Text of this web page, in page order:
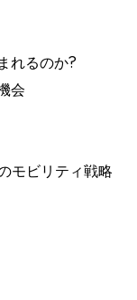
れるのか?
会
モビリティ戦略